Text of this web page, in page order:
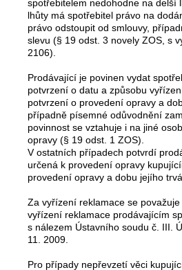
spotřebitelem nedohodne na delší
lhůty má spotřebitel právo na
právo odstoupit od smlouvy,
slevu (§ 19 odst. 3 novely ZOS, s
2106).
Prodávající je povinen vydat
potvrzení o datu a způsobu
potvrzení o provedení opravy a
případně písemné odůvodnění
povinnost se vztahuje i na jiné
opravy (§ 19 odst. 1 ZOS).
V ostatních případech potvrdí
určená k provedení opravy
provedení opravy a dobu jejího
Za vyřízení reklamace se
vyřízení reklamace prodávajícím
s nálezem Ústavního soudu č. III.
11. 2009.
Pro případy nepřevzetí věci